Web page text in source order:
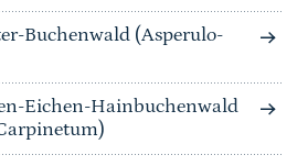
Buchenwald (Asperulo-
Eichen-Hainbuchenwald